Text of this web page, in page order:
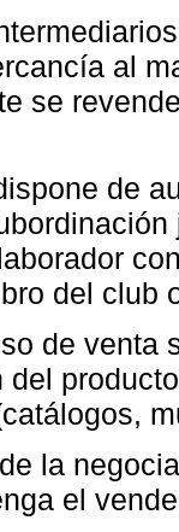
al
se
de
del club
de venta
del
la
el